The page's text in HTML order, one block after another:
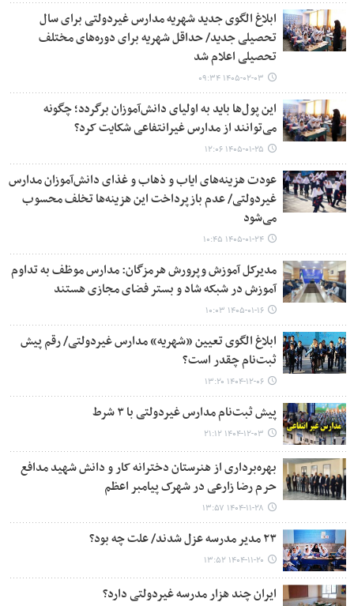
ابلاغ الگوی جدید شهریه مدارس غیردولتی برای سال
تحصیلی جدید/ حداقل شهریه برای دوره‌های مختلف
تحصیلی اعلام شد
۱۴۰۵-۰۲-۰۳ ۰۹:۳۴
این پول‌ها باید به اولیای دانش‌آموزان برگردد؛ چگونه
می‌توانند از مدارس غیرانتفاعی شکایت کرد؟
۱۴۰۵-۰۱-۲۵ ۱۲:۰۶
عودت هزینه‌های ایاب و ذهاب و غذای دانش‌آموزان مدارس
غیردولتی/ عدم بازپرداخت این هزینه‌ها تخلف محسوب
می‌شود
۱۴۰۵-۰۱-۲۴ ۱۰:۴۵
مدیرکل آموزش وپرورش هرمزگان: مدارس موظف به تداوم
آموزش در شبکه شاد و بستر فضای مجازی هستند
۱۴۰۵-۰۱-۱۶ ۱۰:۰۳
ابلاغ الگوی تعیین «شهریه» مدارس غیردولتی/ رقم پیش
ثبت‌نام چقدر است؟
۱۴۰۴-۱۲-۰۶ ۱۳:۲۰
پیش ثبت‌نام مدارس غیردولتی با ۳ شرط
۱۴۰۴-۱۲-۰۳ ۲۱:۱۲
بهره‌برداری از هنرستان دخترانه کار و دانش شهید مدافع
حرم رضا زارعی در شهرک پیامبر اعظم
۱۴۰۴-۱۱-۲۸ ۱۳:۵۷
۲۳ مدیر مدرسه عزل شدند/ علت چه بود؟
۱۴۰۴-۱۱-۲۰ ۱۳:۵۲
ایران چند هزار مدرسه غیردولتی دارد؟